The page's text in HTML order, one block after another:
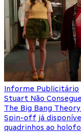
Informe Publicitário
Stuart Não
The Big Bang
Spin-off já
quadrinhos ao